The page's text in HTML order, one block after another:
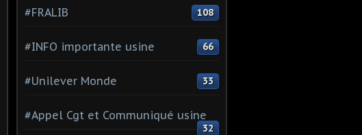
#FRALIB 108
#INFO importante usine 66
#Unilever Monde 33
#Appel Cgt et Communiqué usine
32